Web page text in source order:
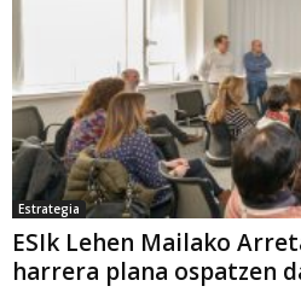
Estrategia
ESIk Lehen Mailako
harrera plana ospatzen